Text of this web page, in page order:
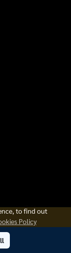
to find out
Policy